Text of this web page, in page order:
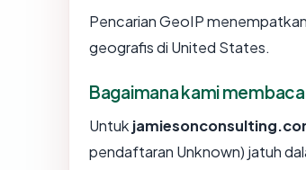
Pencarian GeoIP menempatkan
geografis di United States.
Bagaimana kami
Untuk
pendaftaran Unknown) jatuh